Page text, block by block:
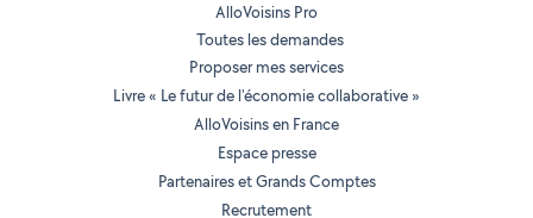
AlloVoisins Pro
Toutes les demandes
Proposer mes services
Livre « Le futur de l'économie collaborative »
AlloVoisins en France
Espace presse
Partenaires et Grands Comptes
Recrutement